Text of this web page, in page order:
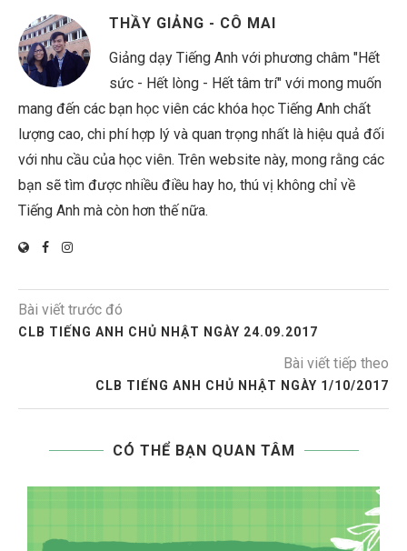
THẦY GIẢNG - CÔ MAI
Giảng dạy Tiếng Anh với phương châm "Hết
sức - Hết lòng - Hết tâm trí" với mong muốn
mang đến các bạn học viên các khóa học Tiếng Anh chất
lượng cao, chi phí hợp lý và quan trọng nhất là hiệu quả đối
với nhu cầu của học viên. Trên website này, mong rằng các
bạn sẽ tìm được nhiều điều hay ho, thú vị không chỉ về
Tiếng Anh mà còn hơn thế nữa.
Bài viết trước đó
CLB TIẾNG ANH CHỦ NHẬT NGÀY 24.09.2017
Bài viết tiếp theo
CLB TIẾNG ANH CHỦ NHẬT NGÀY 1/10/2017
CÓ THỂ BẠN QUAN TÂM